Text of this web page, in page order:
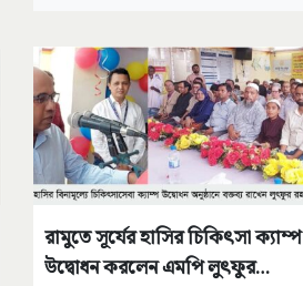
রামুতে সূর্যের হাসির চিকিৎসা ক্যাম্প
উদ্বোধন করলেন এমপি লুৎফুর